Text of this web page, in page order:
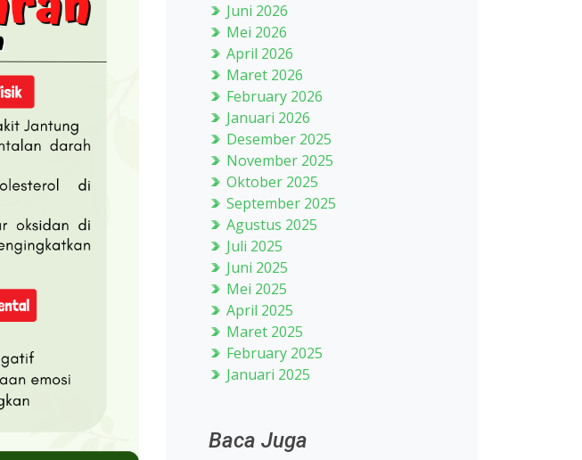
Juni 2026
Mei 2026
April 2026
Maret 2026
February 2026
Januari 2026
Desember 2025
November 2025
Oktober 2025
September 2025
Agustus 2025
Juli 2025
Juni 2025
Mei 2025
April 2025
Maret 2025
February 2025
Januari 2025
Baca Juga